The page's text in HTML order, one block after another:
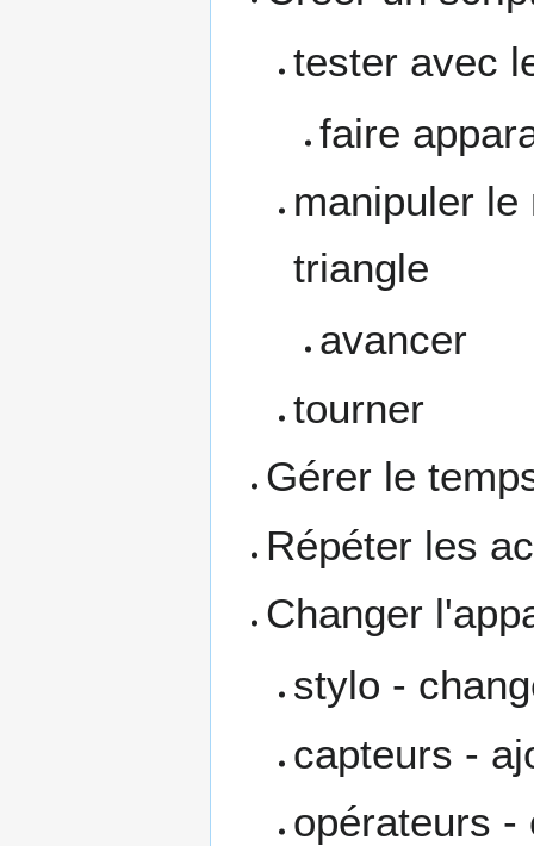
tester avec
faire
manipuler
triangle
avancer
tourner
Gérer le
Répéter les
Changer
stylo -
capteurs -
opérateurs -